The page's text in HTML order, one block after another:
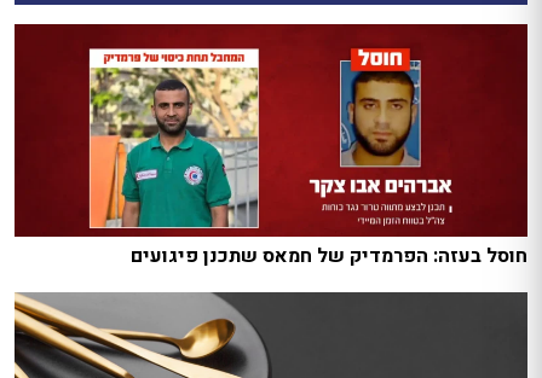
חוסל בעזה: הפרמדיק של חמאס שתכנן פיגועים